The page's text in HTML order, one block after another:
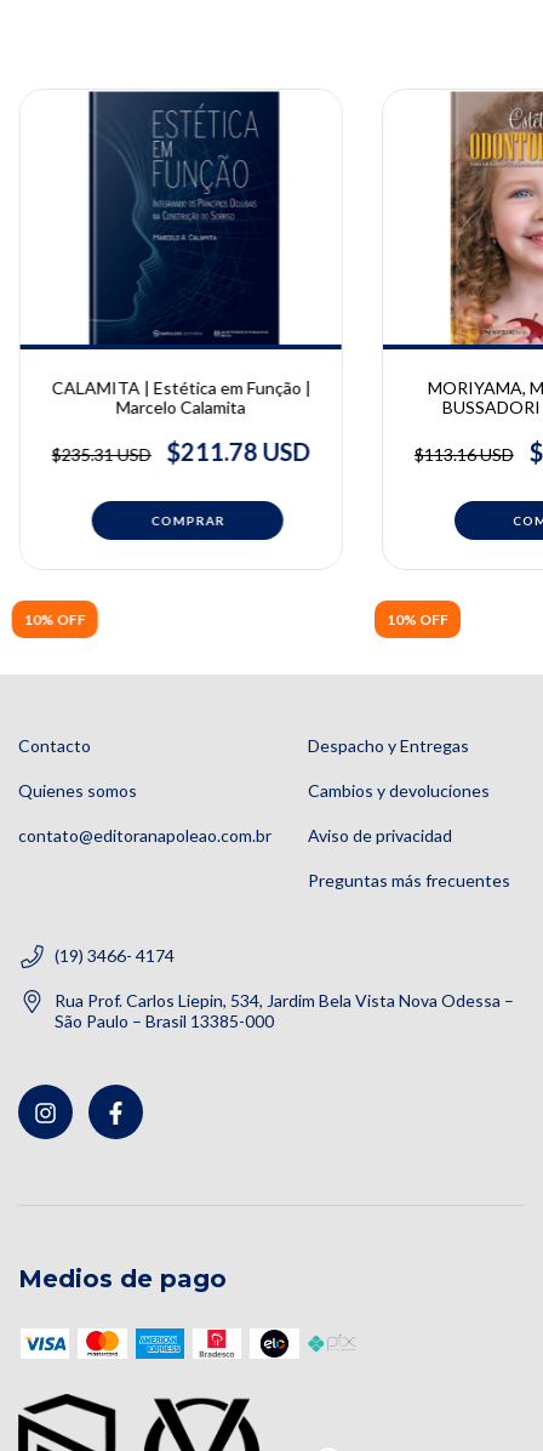
10% OFF
CALAMITA | Estética em Função |
Marcelo Calamita
$235.31 USD $211.78 USD
10% OFF
MORIYAMA,
Moriyama,
Marcelo Mendes
$113.16 USD
Contacto
Quienes somos
contato@editoranapoleao.com.br
Despacho y Entregas
Cambios y devoluciones
Aviso de privacidad
Preguntas más frecuentes
(19) 3466- 4174
Rua Prof. Carlos Liepin, 534, Jardim Bela Vista Nova Odessa –
São Paulo – Brasil 13385-000
Medios de pago